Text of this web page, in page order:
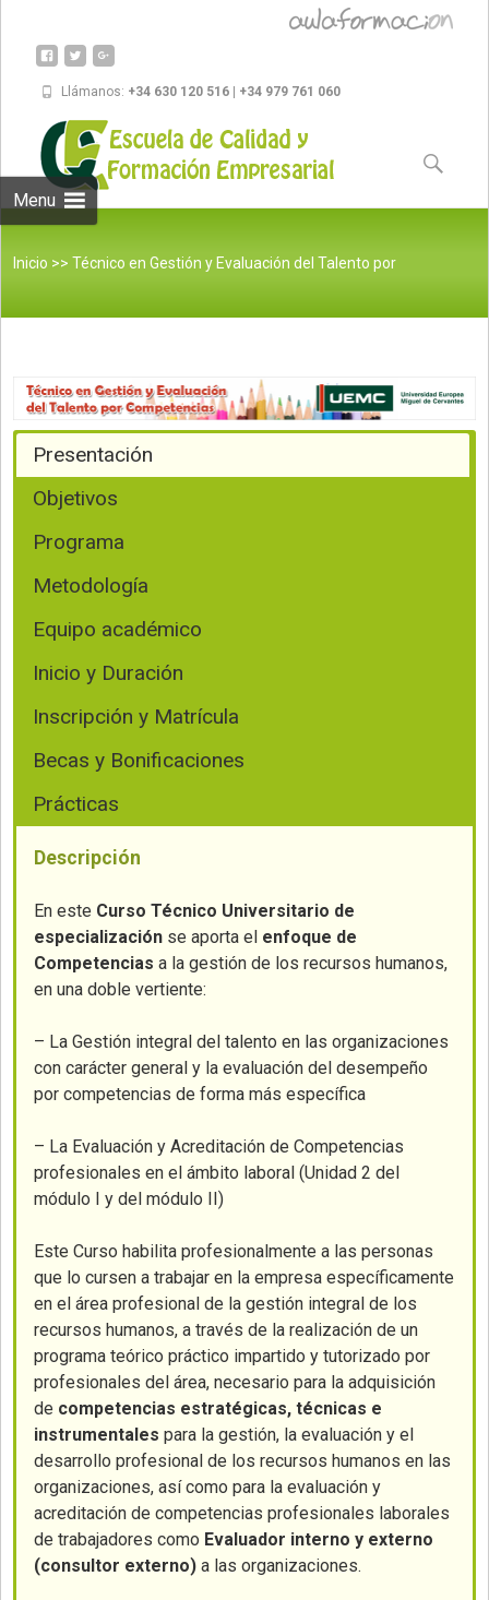
Llámanos: +34 630 120 516 | +34 979 761 060
Menu
content
Buscar:
Inicio >>Técnico en Gestión y Evaluación del Talento por
Presentación
Objetivos
Programa
Metodología
Equipo académico
Inicio y Duración
Inscripción y Matrícula
Becas y Bonificaciones
Prácticas
Descripción
En este Curso Técnico Universitario de
especialización se aporta el enfoque de
Competencias a la gestión de los recursos humanos,
en una doble vertiente:
– La Gestión integral del talento en las organizaciones
con carácter general y la evaluación del desempeño
por competencias de forma más específica
– La Evaluación y Acreditación de Competencias
profesionales en el ámbito laboral (Unidad 2 del
módulo I y del módulo II)
Este Curso habilita profesionalmente a las personas
que lo cursen a trabajar en la empresa específicamente
en el área profesional de la gestión integral de los
recursos humanos, a través de la realización de un
programa teórico práctico impartido y tutorizado por
profesionales del área, necesario para la adquisición
de competencias estratégicas, técnicas e
instrumentales para la gestión, la evaluación y el
desarrollo profesional de los recursos humanos en las
organizaciones, así como para la evaluación y
acreditación de competencias profesionales laborales
de trabajadores como Evaluador interno y externo
(consultor externo) a las organizaciones.